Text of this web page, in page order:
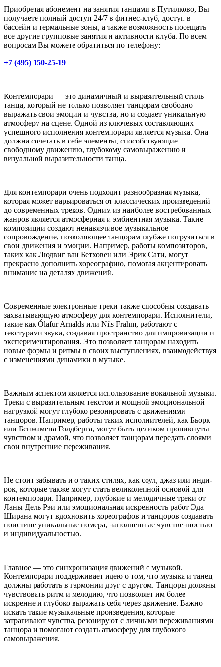
Приобретая абонемент на занятия танцами в Путилково, Вы
получаете полный доступ 24/7 в фитнес-клуб, доступ в
бассейн и термальные зоны, а также возможность посещать
все другие групповые занятия и активности клуба. По всем
вопросам Вы можете обратиться по телефону:
+7 (495) 150-25-19
Контемпорари — это динамичный и выразительный стиль
танца, который не только позволяет танцорам свободно
выражать свои эмоции и чувства, но и создает уникальную
атмосферу на сцене. Одной из ключевых составляющих
успешного исполнения контемпорари является музыка. Она
должна сочетать в себе элементы, способствующие
свободному движению, глубокому самовыражению и
визуальной выразительности танца.
Для контемпорари очень подходит разнообразная музыка,
которая может варьироваться от классических произведений
до современных треков. Одним из наиболее востребованных
жанров является атмосферная и эмбиентная музыка. Такие
композиции создают ненавязчивое музыкальное
сопровождение, позволяющее танцорам глубже погрузиться в
свои движения и эмоции. Например, работы композиторов,
таких как Людвиг ван Бетховен или Эрик Сати, могут
прекрасно дополнить хореографию, помогая акцентировать
внимание на деталях движений.
Современные электронные треки также способны создавать
захватывающую атмосферу для контемпорари. Исполнители,
такие как Ólafur Arnalds или Nils Frahm, работают с
текстурами звука, создавая пространство для импровизации и
экспериментирования. Это позволяет танцорам находить
новые формы и ритмы в своих выступлениях, взаимодействуя
с изменениями динамики в музыке.
Важным аспектом является использование вокальной музыки.
Треки с выразительным текстом и мощной эмоциональной
нагрузкой могут глубоко резонировать с движениями
танцоров. Например, работы таких исполнителей, как Бьорк
или Бенжамена Голдберга, могут быть целиком проникнуты
чувством и драмой, что позволяет танцорам передать слоями
свои внутренние переживания.
Не стоит забывать и о таких стилях, как соул, джаз или инди-
рок, которые также могут стать великолепной основой для
контемпорари. Например, глубокие и мелодичные треки от
Ланы Дель Рэи или эмоциональная искренность работ Эда
Ширана могут вдохновить хореографов и танцоров создавать
поистине уникальные номера, наполненные чувственностью
и индивидуальностью.
Главное — это синхронизация движений с музыкой.
Контемпорари поддерживает идею о том, что музыка и танец
должны работать в гармонии друг с другом. Танцоры должны
чувствовать ритм и мелодию, что позволяет им более
искренне и глубоко выражать себя через движение. Важно
искать такие музыкальные произведения, которые
затрагивают чувства, резонируют с личными переживаниями
танцора и помогают создать атмосферу для глубокого
самовыражения.